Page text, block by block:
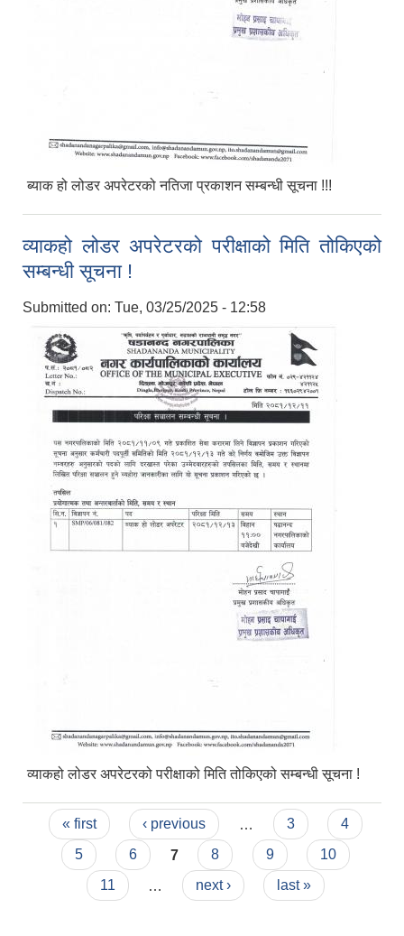
ब्याक हो लोडर अपरेटरको नतिजा प्रकाशन सम्बन्धी सूचना !!!
व्याकहो लोडर अपरेटरको परीक्षाको मिति तोकिएको
सम्बन्धी सूचना !
Submitted on: Tue, 03/25/2025 - 12:58
व्याकहो लोडर अपरेटरको परीक्षाको मिति तोकिएको सम्बन्धी सूचना !
Pages
« first ‹ previous 3
4
5
6 7 8 9
10
11
next › last »